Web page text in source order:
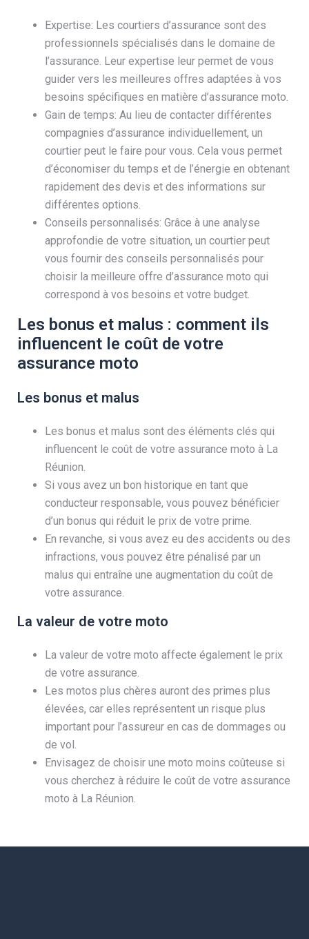
Expertise: Les courtiers d’assurance sont des
professionnels spécialisés dans le domaine de
l’assurance. Leur expertise leur permet de vous
guider vers les meilleures offres adaptées à vos
besoins spécifiques en matière d’assurance moto.
Gain de temps: Au lieu de contacter différentes
compagnies d’assurance individuellement, un
courtier peut le faire pour vous. Cela vous permet
d’économiser du temps et de l’énergie en obtenant
rapidement des devis et des informations sur
différentes options.
Conseils personnalisés: Grâce à une analyse
approfondie de votre situation, un courtier peut
vous fournir des conseils personnalisés pour
choisir la meilleure offre d’assurance moto qui
correspond à vos besoins et votre budget.
Les bonus et malus : comment ils
influencent le coût de votre
assurance moto
Les bonus et malus
Les bonus et malus sont des éléments clés qui
influencent le coût de votre assurance moto à La
Réunion.
Si vous avez un bon historique en tant que
conducteur responsable, vous pouvez bénéficier
d’un bonus qui réduit le prix de votre prime.
En revanche, si vous avez eu des accidents ou des
infractions, vous pouvez être pénalisé par un
malus qui entraîne une augmentation du coût de
votre assurance.
La valeur de votre moto
La valeur de votre moto affecte également le prix
de votre assurance.
Les motos plus chères auront des primes plus
élevées, car elles représentent un risque plus
important pour l’assureur en cas de dommages ou
de vol.
Envisagez de choisir une moto moins coûteuse si
vous cherchez à réduire le coût de votre assurance
moto à La Réunion.